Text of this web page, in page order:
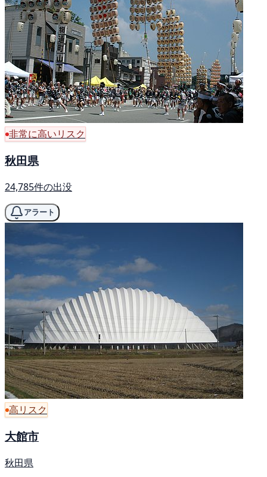
非常に高いリスク
秋田県
24,785件の出没
アラート
高リスク
大館市
秋田県